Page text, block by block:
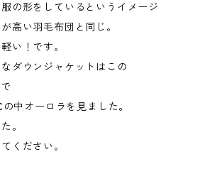
の形をしているというイメージ
高い羽毛布団と同じ。
い！です。
ダウンジャケットはこの
中オーロラを見ました。
。
ください。